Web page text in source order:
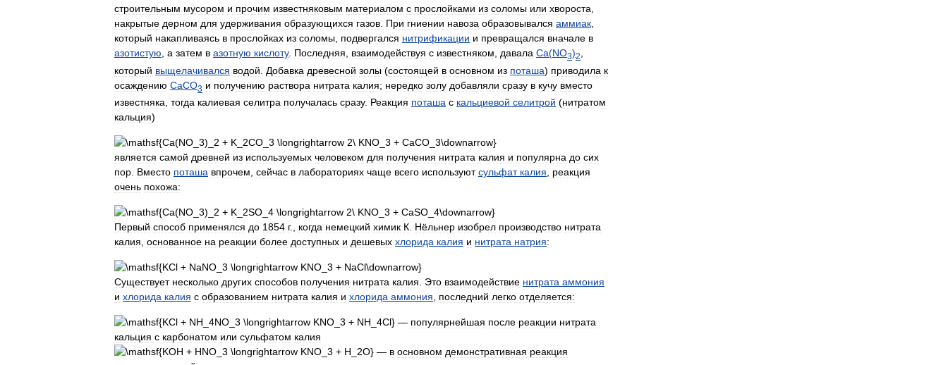
строительным мусором и прочим известняковым материалом с прослойками из соломы или хвороста
накрытые дерном для удерживания образующихся газов При гниении навоза образовывался аммиак
который накапливаясь в прослойках из соломы подвергался нитрификации и превращался вначале в
азотистую а затем в азотную кислоту. Последняя взаимодействуя с известняком давала Ca(NO3)2
который выщелачивался водой Добавка древесной золы (состоящей в основном из поташа) приводила к
осаждению CaCO3 и получению раствора нитрата калия; нередко золу добавляли сразу в кучу вместо
известняка, тогда калиевая селитра получалась сразу. Реакция поташа с кальциевой селитрой (нитратом
кальция)
является самой древней из используемых человеком для получения нитрата калия и популярна до сих
пор. Вместо поташа впрочем, сейчас в лабораториях чаще всего используют сульфат калия, реакция
очень похожа:
Первый способ применялся до 1854 г., когда немецкий химик К. Нёльнер изобрел производство нитрата
калия, основанное на реакции более доступных и дешевых хлорида калия и нитрата натрия:
Существует несколько других способов получения нитрата калия. Это взаимодействие нитрата аммония
и хлорида калия с образованием нитрата калия и хлорида аммония, последний легко отделяется:
— популярнейшая после реакции нитрата
кальция с карбонатом или сульфатом калия
— в основном демонстративная реакция